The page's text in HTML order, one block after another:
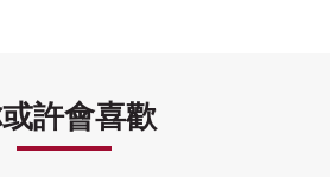
許會喜歡